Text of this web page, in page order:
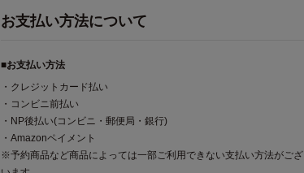
お支払い方法について
■お支払い方法
・クレジットカード払い
・コンビニ前払い
・NP後払い(コンビニ・郵便局・銀行)
・Amazonペイメント
※予約商品など商品によっては一部ご利用できない支払い方法がござ